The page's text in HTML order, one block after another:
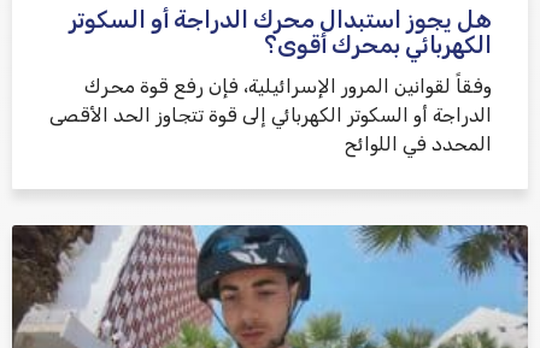
هل يجوز استبدال محرك الدراجة أو السكوتر
الكهربائي بمحرك أقوى؟
وفقاً لقوانين المرور الإسرائيلية، فإن رفع قوة محرك
الدراجة أو السكوتر الكهربائي إلى قوة تتجاوز الحد الأقصى
المحدد في اللوائح